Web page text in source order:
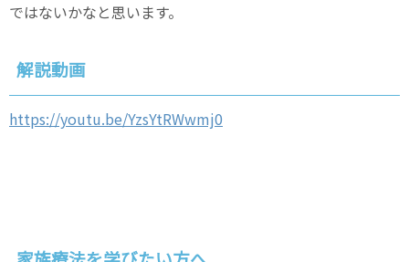
ではないかなと思います。
解説動画
https://youtu.be/YzsYtRWwmj0